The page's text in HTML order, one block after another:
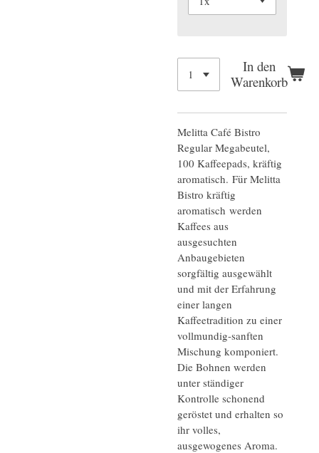
In den
Warenkorb
Melitta Café Bistro
Regular Megabeutel,
100 Kaffeepads, kräftig
aromatisch. Für Melitta
Bistro kräftig
aromatisch werden
Kaffees aus
ausgesuchten
Anbaugebieten
sorgfältig ausgewählt
und mit der Erfahrung
einer langen
Kaffeetradition zu einer
vollmundig-sanften
Mischung komponiert.
Die Bohnen werden
unter ständiger
Kontrolle schonend
geröstet und erhalten so
ihr volles,
ausgewogenes Aroma.